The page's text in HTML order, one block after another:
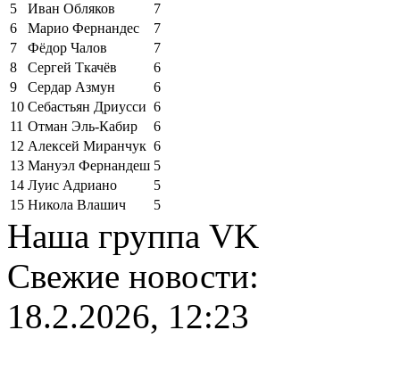
5
Иван Обляков
7
6
Марио Фернандес
7
7
Фёдор Чалов
7
8
Сергей Ткачёв
6
9
Сердар Азмун
6
10 Себастьян Дриусси 6
11 Отман Эль-Кабир
6
12 Алексей Миранчук 6
13 Мануэл Фернандеш 5
14 Луис Адриано
5
15 Никола Влашич 5
Наша группа VK
Свежие новости:
18.2.2026, 12:23